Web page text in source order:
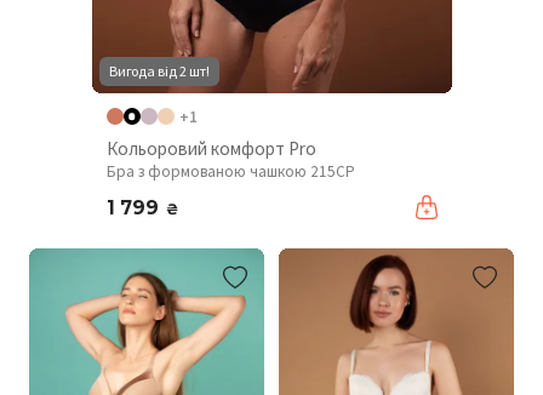
Вигода від 2 шт!
+1
Кольоровий комфорт Pro
Бра з формованою чашкою 215CP
1 799 ₴